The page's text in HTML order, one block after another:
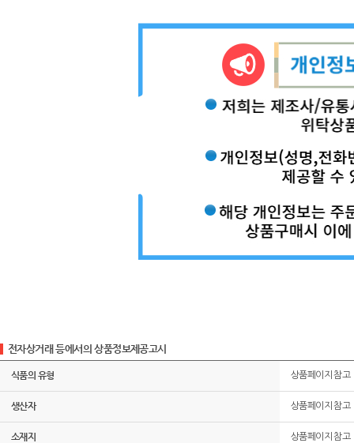
전자상거래 등에서의 상품정보제공고시
식품의 유형 상품페이지 참고
생산자 상품페이지 참고
소재지 상품페이지 참고